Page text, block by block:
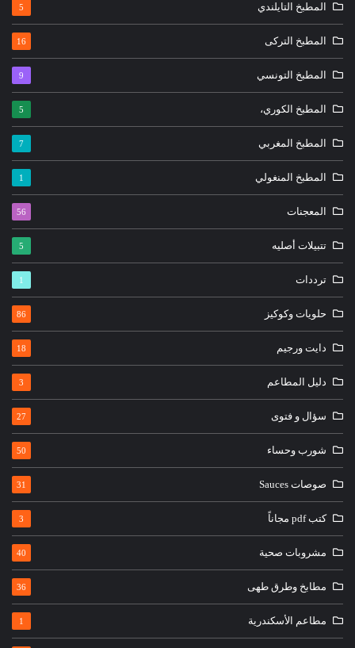
المطبخ التايلندي 5
المطبخ التركى 16
المطبخ التونسي 9
المطبخ الكوري، 5
المطبخ المغربي 7
المطبخ المنغولي 1
المعجنات 56
تتبيلات أصليه 5
ترددات 1
حلويات وكوكيز 86
دايت ورجيم 18
دليل المطاعم 3
سؤال و فتوى 27
شورب وحساء 50
صوصات Sauces 31
كتب pdf مجاناً 3
مشروبات صحية 40
مطابخ وطرق طهى 36
مطاعم الأسكندرية 1